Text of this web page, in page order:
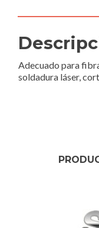
Adecuado para
soldadura láser,